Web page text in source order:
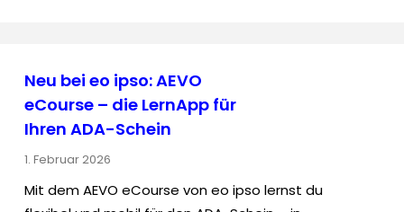
Neu bei eo ipso: AEVO
eCourse – die LernApp für
Ihren ADA-Schein
1. Februar 2026
Mit dem AEVO eCourse von eo ipso lernst du